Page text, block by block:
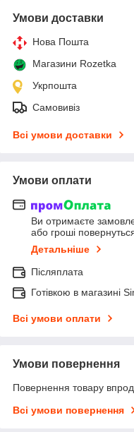
Умови доставки
Нова Пошта
Магазини Rozetka
Укрпошта
Самовивіз
Всі умови доставки
Умови оплати
Ви отримаєте
або гроші
Детальніше
Післяплата
Готівкою в магазині
Всі умови оплати
Умови повернення
Повернення товару
Всі умови повернення